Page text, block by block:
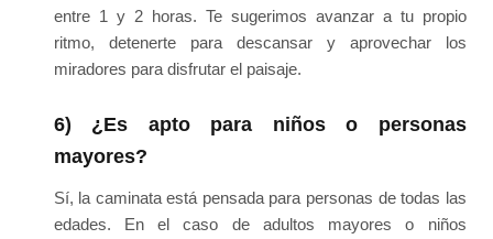
entre 1 y 2 horas. Te sugerimos avanzar a tu propio
ritmo, detenerte para descansar y aprovechar los
miradores para disfrutar el paisaje.
6) ¿Es apto para niños o personas
mayores?
Sí, la caminata está pensada para personas de todas las
edades. En el caso de adultos mayores o niños